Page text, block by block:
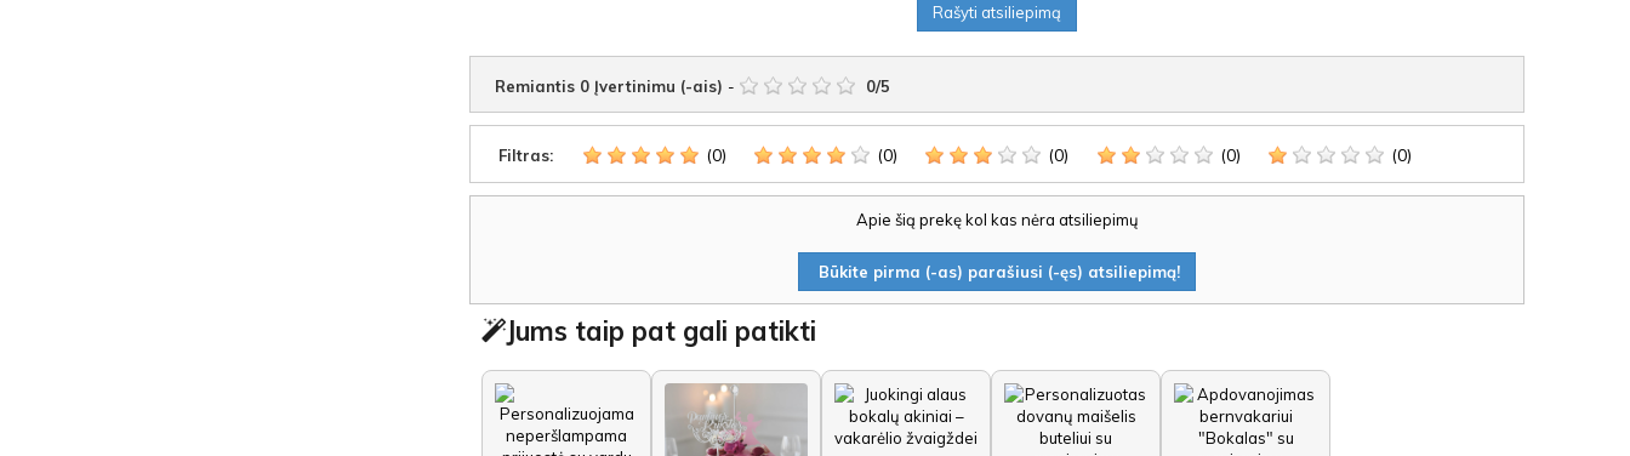
Rašyti atsiliepimą
Remiantis 0 Įvertinimu (-ais) - 0/5
Filtras: (0) (0) (0) (0) (0)
Apie šią prekę kol kas nėra atsiliepimų
Būkite pirma (-as) parašiusi (-ęs) atsiliepimą!
Jums taip pat gali patikti